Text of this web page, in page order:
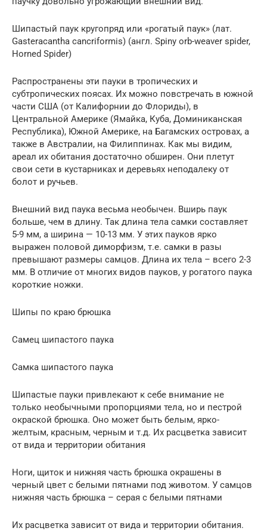
Шипастый паук кругопряд или «рогатый паук» (лат.
Gasteracantha cancriformis) (англ. Spiny orb-weaver spider,
Horned Spider)
Распространены эти пауки в тропических и
субтропических поясах. Их можно повстречать в южной
части США (от Калифорнии до Флориды), в
Центральной Америке (Ямайка, Куба, Доминиканская
Республика), Южной Америке, на Багамских островах, а
также в Австралии, на Филиппинах. Как мы видим,
ареал их обитания достаточно обширен. Они плетут
свои сети в кустарниках и деревьях неподалеку от
болот и ручьев.
Внешний вид паука весьма необычен. Вширь паук
больше, чем в длину. Так длина тела самки составляет
5-9 мм, а ширина — 10-13 мм. У этих пауков ярко
выражен половой диморфизм, т.е. самки в разы
превышают размеры самцов. Длина их тела – всего 2-3
мм. В отличие от многих видов пауков, у рогатого паука
короткие ножки.
Шипы по краю брюшка
Самец шипастого паука
Самка шипастого паука
Шипастые пауки привлекают к себе внимание не
только необычными пропорциями тела, но и пестрой
окраской брюшка. Оно может быть белым, ярко-
желтым, красным, черным и т.д. Их расцветка зависит
от вида и территории обитания
Ноги, щиток и нижняя часть брюшка окрашены в
черный цвет с белыми пятнами под животом. У самцов
нижняя часть брюшка – серая с белыми пятнами
Их расцветка зависит от вида и территории обитания.